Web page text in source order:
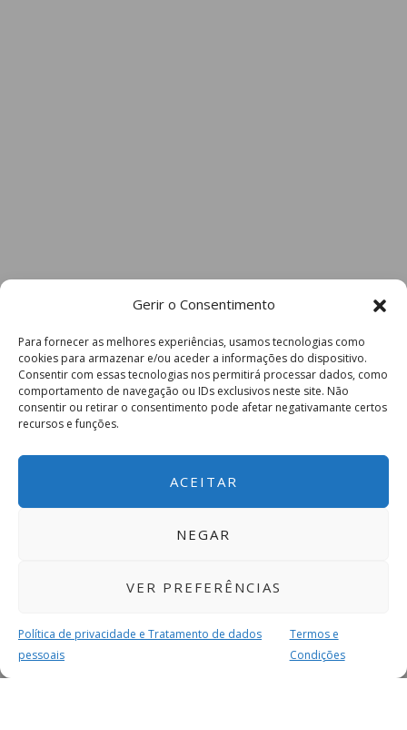
Gerir o Consentimento
Para fornecer as melhores experiências, usamos tecnologias como
cookies para armazenar e/ou aceder a informações do dispositivo.
Consentir com essas tecnologias nos permitirá processar dados, como
comportamento de navegação ou IDs exclusivos neste site. Não
consentir ou retirar o consentimento pode afetar negativamante certos
recursos e funções.
ACEITAR
NEGAR
VER PREFERÊNCIAS
Política de privacidade e Tratamento de dados
pessoais
Termos e
Condições